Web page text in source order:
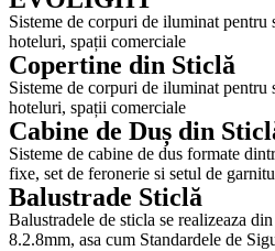
Sisteme de corpuri de iluminat
hoteluri, spații comerciale
Copertine din Sticlă
Sisteme de corpuri de iluminat
hoteluri, spații comerciale
Cabine de Duș din
Sisteme de cabine de dus formate
fixe, set de feronerie si setul de
Balustrade Sticlă
Balustradele de sticla se realizeaza
8.2.8mm, asa cum Standardele de